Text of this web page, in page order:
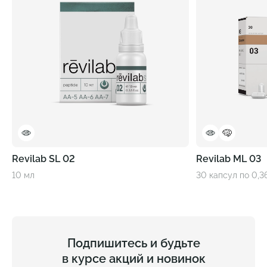
Revilab SL 02
10 мл
Revilab ML 03
30 капсул по
Подпишитесь и будьте
в курсе акций и новинок